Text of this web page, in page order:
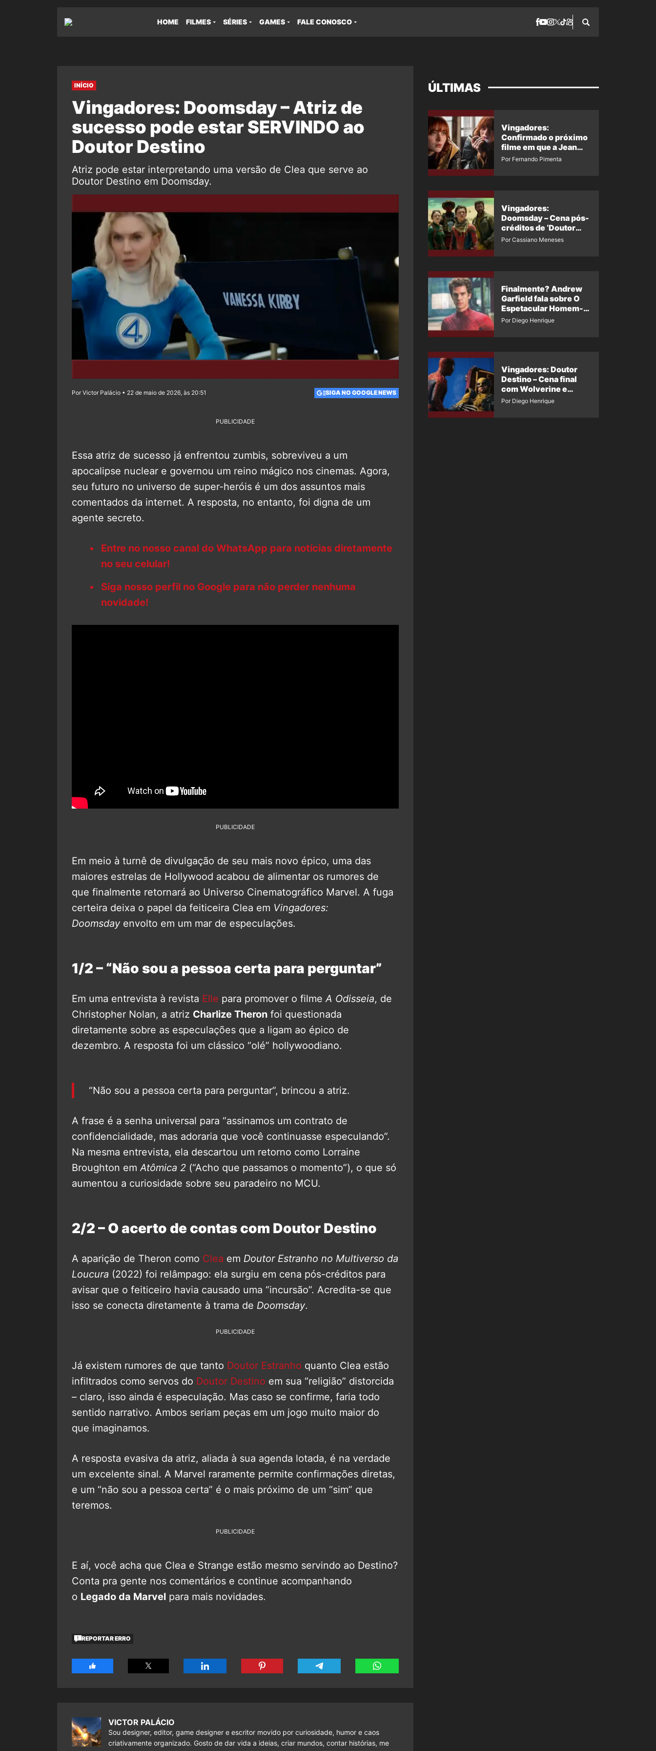
HOME FILMES SÉRIES GAMES FALE CONOSCO
INÍCIO
Vingadores: Doomsday – Atriz de
sucesso pode estar SERVINDO ao
Doutor Destino
Atriz pode estar interpretando uma versão de Clea que serve ao
Doutor Destino em Doomsday.
Por Victor Palácio • 22 de maio de 2026, às 20:51 SIGA NO GOOGLE NEWS
PUBLICIDADE
Essa atriz de sucesso já enfrentou zumbis, sobreviveu a um
apocalipse nuclear e governou um reino mágico nos cinemas. Agora,
seu futuro no universo de super-heróis é um dos assuntos mais
comentados da internet. A resposta, no entanto, foi digna de um
agente secreto.
Entre no nosso canal do WhatsApp para notícias diretamente
no seu celular!
Siga nosso perfil no Google para não perder nenhuma
novidade!
PUBLICIDADE
Em meio à turnê de divulgação de seu mais novo épico, uma das
maiores estrelas de Hollywood acabou de alimentar os rumores de
que finalmente retornará ao Universo Cinematográfico Marvel. A fuga
certeira deixa o papel da feiticeira Clea em Vingadores:
Doomsday envolto em um mar de especulações.
1/2 – “Não sou a pessoa certa para perguntar”
Em uma entrevista à revista Elle para promover o filmeA Odisseia, de
Christopher Nolan, a atriz Charlize Theron foi questionada
diretamente sobre as especulações que a ligam ao épico de
dezembro. A resposta foi um clássico “olé” hollywoodiano.
“Não sou a pessoa certa para perguntar”, brincou a atriz.
A frase é a senha universal para “assinamos um contrato de
confidencialidade, mas adoraria que você continuasse especulando”.
Na mesma entrevista, ela descartou um retorno como Lorraine
Broughton emAtômica 2 (“Acho que passamos o momento”), o que só
aumentou a curiosidade sobre seu paradeiro no MCU.
2/2 – O acerto de contas com Doutor Destino
A aparição de Theron como Clea em Doutor Estranho no Multiverso da
Loucura (2022) foi relâmpago: ela surgiu em cena pós-créditos para
avisar que o feiticeiro havia causado uma “incursão”. Acredita-se que
isso se conecta diretamente à trama de Doomsday.
PUBLICIDADE
Já existem rumores de que tanto Doutor Estranho quanto Clea estão
infiltrados como servos do Doutor Destino em sua “religião” distorcida
– claro, isso ainda é especulação. Mas caso se confirme, faria todo
sentido narrativo. Ambos seriam peças em um jogo muito maior do
que imaginamos.
A resposta evasiva da atriz, aliada à sua agenda lotada, é na verdade
um excelente sinal. A Marvel raramente permite confirmações diretas,
e um “não sou a pessoa certa” é o mais próximo de um “sim” que
teremos.
PUBLICIDADE
E aí, você acha que Clea e Strange estão mesmo servindo ao Destino?
Conta pra gente nos comentários e continue acompanhando
o Legado da Marvel para mais novidades.
REPORTAR ERRO
VICTOR PALÁCIO
Sou designer, editor, game designer e escritor movido por curiosidade, humor e caos
criativamente organizado. Gosto de dar vida a ideias, criar mundos, contar histórias, me
ÚLTIMAS
Vingadores:
Confirmado o próximo
filme em que a Jean
Grey irá aparecer
Por Fernando Pimenta
Vingadores:
Doomsday – Cena pós-
créditos de ‘Doutor
Destino’ é revelada
Por Cassiano Meneses
Finalmente? Andrew
Garfield fala sobre O
Espetacular Homem-
Aranha 3
Por Diego Henrique
Vingadores: Doutor
Destino – Cena final
com Wolverine e
Homem-Aranha de
Por Diego Henrique